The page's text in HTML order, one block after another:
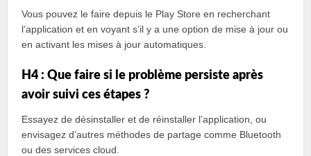
Vous pouvez le faire depuis le Play Store en recherchant
l’application et en voyant s’il y a une option de mise à jour ou
en activant les mises à jour automatiques.
H4 : Que faire si le problème persiste après
avoir suivi ces étapes ?
Essayez de désinstaller et de réinstaller l’application, ou
envisagez d’autres méthodes de partage comme Bluetooth
ou des services cloud.